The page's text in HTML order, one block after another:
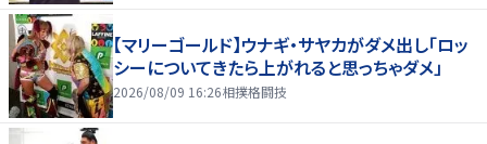
【マリーゴールド】ウナギ・サヤカがダメ出し「ロッ
シーについてきたら上がれると思っちゃダメ」
2026/08/09 16:26相撲格闘技